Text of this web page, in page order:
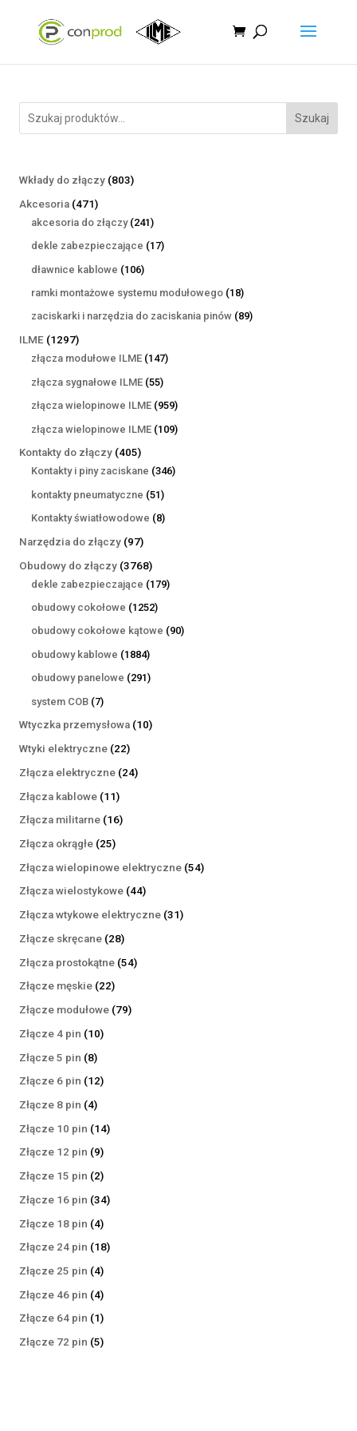
Szukaj
Wkłady do złączy 803803
Akcesoria 471471
produktów
akcesoria do złączy 241241
produktów
dekle zabezpieczające 1717
dławnice kablowe 106106
produktów
ramki montażowe systemu modułowego 1818
produktów
zaciskarki i narzędzia do zaciskania pinów 8989
ILME 12971297
produktów
złącza modułowe ILME 147147
złącza sygnałowe ILME 5555
produktów
złącza wielopinowe ILME 959959
produktów
złącza wielopinowe ILME 109109
Kontakty do złączy 405405
produktów
Kontakty i piny zaciskane 346346
kontakty pneumatyczne 5151
produktów
Kontakty światłowodowe 88
Narzędzia do złączy 9797
produktów
Obudowy do złączy 37683768
produktów
dekle zabezpieczające 179179
obudowy cokołowe 12521252
produkty
obudowy cokołowe kątowe 9090
obudowy kablowe 18841884
produkty
obudowy panelowe 291291
system COB 77
produktów
Wtyczka przemysłowa 1010
Wtyki elektryczne 2222
produkty
Złącza elektryczne 2424
Złącza kablowe 1111
produktów
Złącza militarne 1616
Złącza okrągłe 2525
produktów
Złącza wielopinowe elektryczne 5454
Złącza wielostykowe 4444
produkty
Złącza wtykowe elektryczne 3131
Złącze skręcane 2828
produktów
Złącza prostokątne 5454
Złącze męskie 2222
produkty
Złącze modułowe 7979
Złącze 4 pin 1010
Złącze 5 pin 88
produktów
Złącze 6 pin 1212
Złącze 8 pin 44
produkty
Złącze 10 pin 1414
Złącze 12 pin 99
produktów
Złącze 15 pin 22
produkty
Złącze 16 pin 3434
Złącze 18 pin 44
produkty
Złącze 24 pin 1818
Złącze 25 pin 44
produkty
Złącze 46 pin 44
produkty
Złącze 64 pin 11
produkt
Złącze 72 pin 55